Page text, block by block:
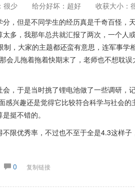
很少 给分好坏：超好
收获大小：
，但是不同学生的经历真是千奇百怪，
多，我那年总共就汇报了两次，一个人
，大家的主题都还蛮有意思，连军事学
会儿拖着拖着快期末了，老师也不想耽
，于是当时挑了锂电池做了一些调研，
感兴趣还是觉得它比较符合科学与社会的
挺不错的。
限优秀率，不过也不至于全是4.3这样子
0 复制链接